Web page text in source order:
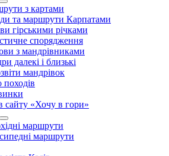
Show
sub
menu
з картами
та маршрути Карпатами
гірськими річками
спорядження
з мандрівниками
далекі і близькі
мандрівок
походів
сайту «Хочу в гори»
Show
sub
menu
маршрути
маршрути